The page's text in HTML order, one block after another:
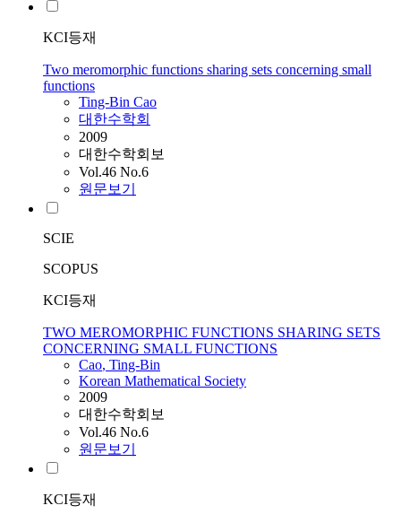
KCI등재
Two meromorphic functions sharing sets concerning small
functions
Ting-Bin Cao
대한수학회
2009
대한수학회보
Vol.46 No.6
원문보기
SCIE
SCOPUS
KCI등재
TWO MEROMORPHIC FUNCTIONS SHARING SETS
CONCERNING SMALL FUNCTIONS
Cao, Ting-Bin
Korean Mathematical Society
2009
대한수학회보
Vol.46 No.6
원문보기
KCI등재